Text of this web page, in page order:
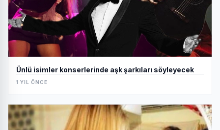
Ünlü isimler konserlerinde aşk şarkıları söyleyecek
1 YIL ÖNCE